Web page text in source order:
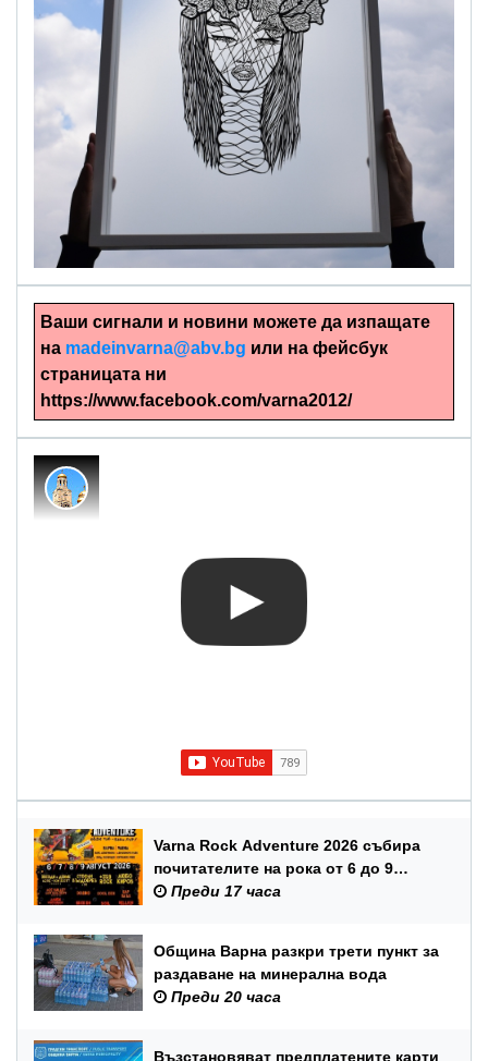
Ръчно изрязани картини
Ваши сигнали и новини можете да изпащате
на madeinvarna@abv.bg или на фейсбук
страницата ни
https://www.facebook.com/varna2012/
Varna Rock Adventure 2026 събира
почитателите на рока от 6 до 9
август в Аспарухов парк
Преди 17 часа
Община Варна разкри трети пункт за
раздаване на минерална вода
Преди 20 часа
Възстановяват предплатените карти